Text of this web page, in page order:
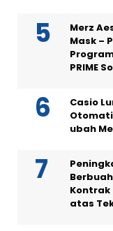
Merz
Mask –
PRIME
Casio
ubah
Kontrak
atas